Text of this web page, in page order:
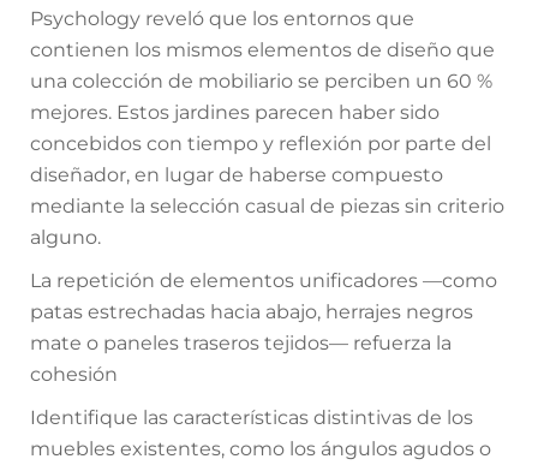
Psychology reveló que los entornos que
contienen los mismos elementos de diseño que
una colección de mobiliario se perciben un 60 %
mejores. Estos jardines parecen haber sido
concebidos con tiempo y reflexión por parte del
diseñador, en lugar de haberse compuesto
mediante la selección casual de piezas sin criterio
alguno.
La repetición de elementos unificadores —como
patas estrechadas hacia abajo, herrajes negros
mate o paneles traseros tejidos— refuerza la
cohesión
Identifique las características distintivas de los
muebles existentes, como los ángulos agudos o